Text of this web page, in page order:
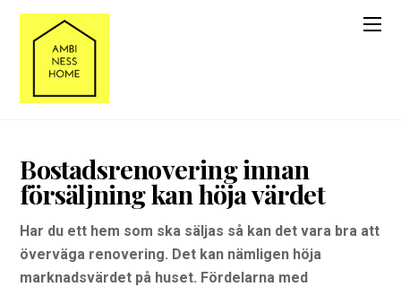
Bostadsrenovering innan
försäljning kan höja värdet
Har du ett hem som ska säljas så kan det vara bra att
överväga renovering. Det kan nämligen höja
marknadsvärdet på huset. Fördelarna med